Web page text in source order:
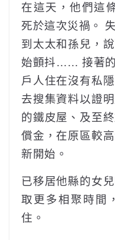
在這天，他們這
死於這次災禍。
到太太和孫兒，
始顫抖…… 接著的
戶人住在沒有私
去搜集資料以證
的鐵皮屋、及至
償金，在原區較
新開始。
已移居他縣的女
取更多相聚時間
住。